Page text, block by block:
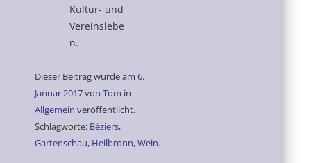
Kultur- und
Vereinslebe
n.
Dieser Beitrag wurde am 6.
Januar 2017von Tom in
Allgemein veröffentlicht.
Schlagworte: Béziers,
Gartenschau, Heilbronn,Wein.